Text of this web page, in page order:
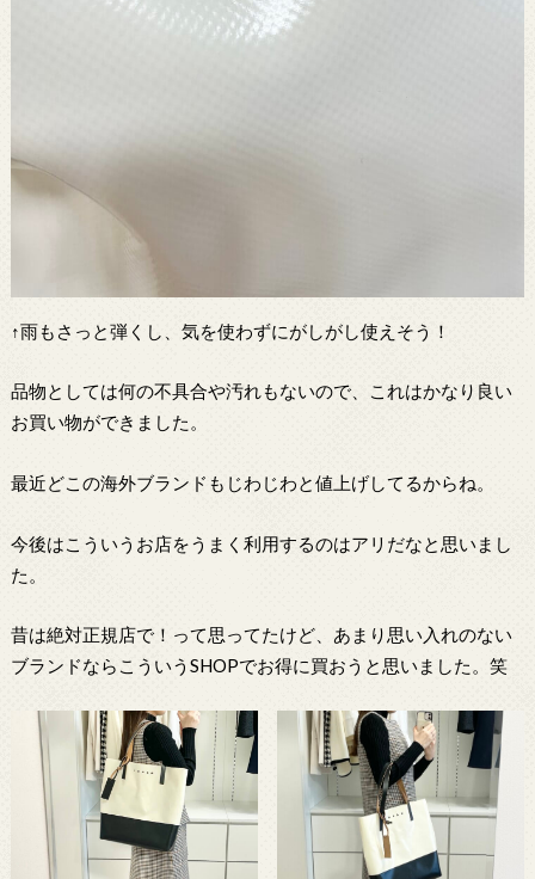
↑雨もさっと弾くし、気を使わずにがしがし使えそう！
品物としては何の不具合や汚れもないので、これはかなり良い
お買い物ができました。
最近どこの海外ブランドもじわじわと値上げしてるからね。
今後はこういうお店をうまく利用するのはアリだなと思いまし
た。
昔は絶対正規店で！って思ってたけど、あまり思い入れのない
ブランドならこういうSHOPでお得に買おうと思いました。笑